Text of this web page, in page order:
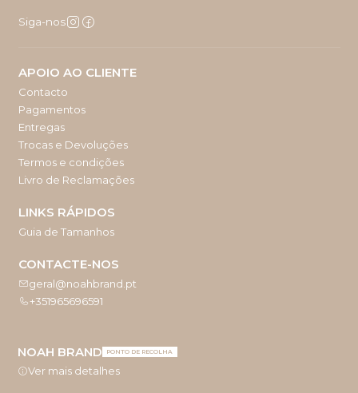
Siga-nos
APOIO AO CLIENTE
Contacto
Pagamentos
Entregas
Trocas e Devoluções
Termos e condições
Livro de Reclamações
LINKS RÁPIDOS
Guia de Tamanhos
CONTACTE-NOS
geral@noahbrand.pt
+351965696591
NOAH BRAND PONTO DE RECOLHA
Ver mais detalhes